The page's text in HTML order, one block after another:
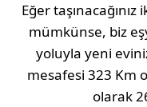
Eğer
mümkünse, biz
yoluyla yeni
mesafesi 323 Km
olarak